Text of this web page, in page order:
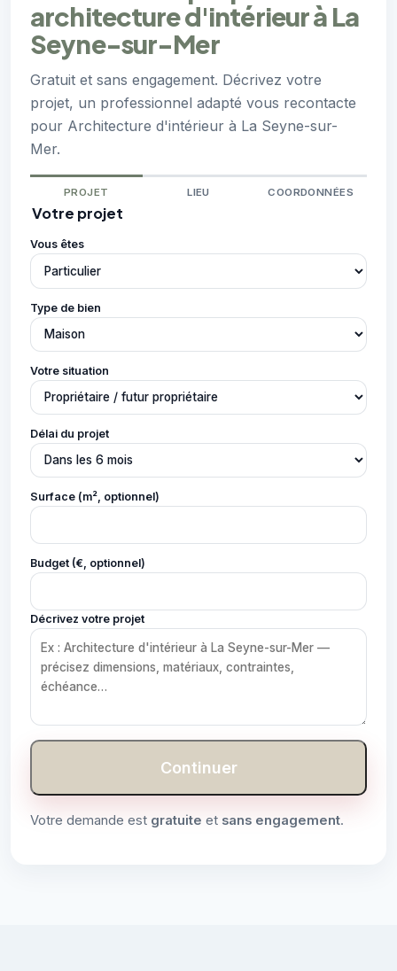
architecture d'intérieur à La
Seyne-sur-Mer
Gratuit et sans engagement. Décrivez votre
projet, un professionnel adapté vous recontacte
pour Architecture d'intérieur à La Seyne-sur-
Mer.
PROJET LIEU COORDONNÉES
Votre projet
Vous êtes
Type de bien
Votre situation
Délai du projet
Surface (m², optionnel)
Budget (€, optionnel)
Décrivez votre projet
Continuer
Votre demande est gratuite et sans engagement.